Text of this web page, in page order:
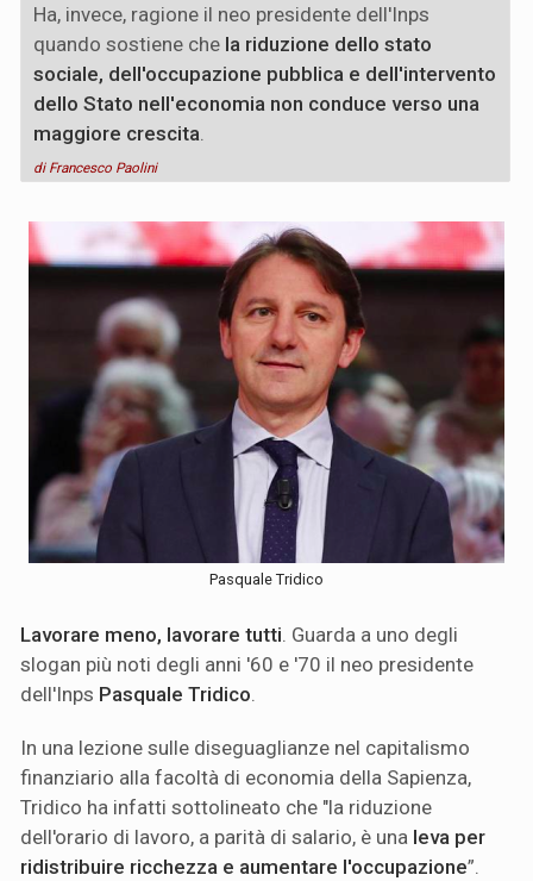
Ha, invece, ragione il neo presidente dell'Inps
quando sostiene che la riduzione dello stato
sociale, dell'occupazione pubblica e dell'intervento
dello Stato nell'economia non conduce verso una
maggiore crescita
di Francesco Paolini
Pasquale Tridico
Lavorare meno, lavorare tutti . Guarda a uno degli
slogan più noti degli anni '60 e '70 il neo presidente
dell'Inps Pasquale Tridico
In una lezione sulle diseguaglianze nel capitalismo
finanziario alla facoltà di economia della Sapienza,
Tridico ha infatti sottolineato che "la riduzione
dell'orario di lavoro, a parità di salario, è una leva per
ridistribuire ricchezza e aumentare l'occupazione”.